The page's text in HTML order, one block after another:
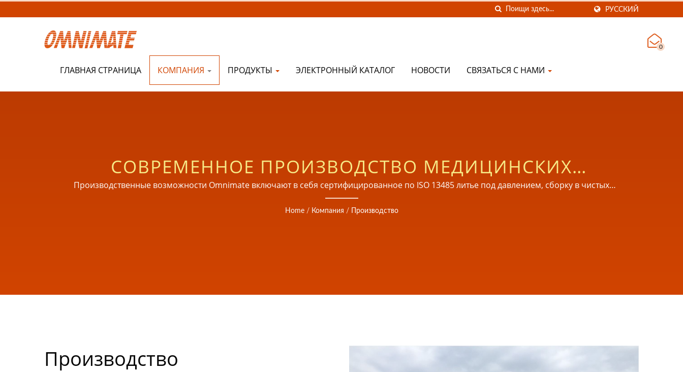
РУССКИЙ
ГЛАВНАЯ СТРАНИЦА КОМПАНИЯ ПРОДУКТЫ ЭЛЕКТРОННЫЙ КАТАЛОГ НОВОСТИ СВЯЗАТЬСЯ С НАМИ
0
СОВРЕМЕННОЕ ПРОИЗВОДСТВО МЕДИЦИНСКИХ
УСТРОЙСТВ
Производственные возможности Omnimate включают в себя сертифицированное по ISO 13485 литье под давлением, сборку в чистых
помещениях и комплексные услуги по стерилизации для глобальных медицинских приложений.
Home / Компания / Производство
Производство